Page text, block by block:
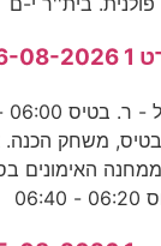
משחק הכנה.